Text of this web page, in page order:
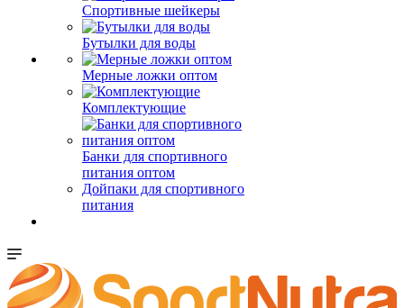
Спортивные шейкеры
Бутылки для воды
Мерные ложки оптом
Комплектующие
Банки для спортивного
питания оптом
Дойпаки для спортивного
питания